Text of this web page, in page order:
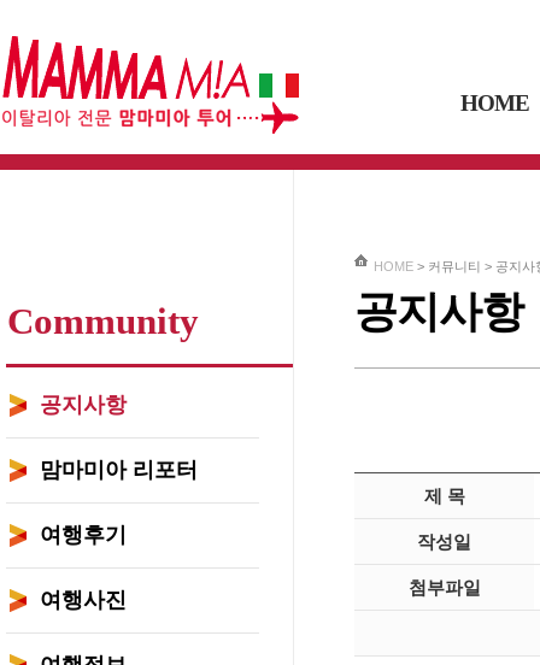
HOME
Community
공지사항
맘마미아 리포터
여행후기
여행사진
HOME > 커뮤니티 > 공지사
공지사항
제 목
작성일
첨부파일